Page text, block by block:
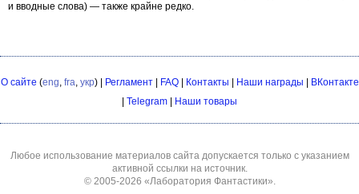
и вводные слова) — также крайне редко.
О сайте (eng, fra, укр) | Регламент| FAQ| Контакты Наши награды
ВКонтакте
Telegram Наши товары
Любое использование материалов сайта допускается только с указанием
активной ссылки на источник.
© 2005-2026 «Лаборатория Фантастики».